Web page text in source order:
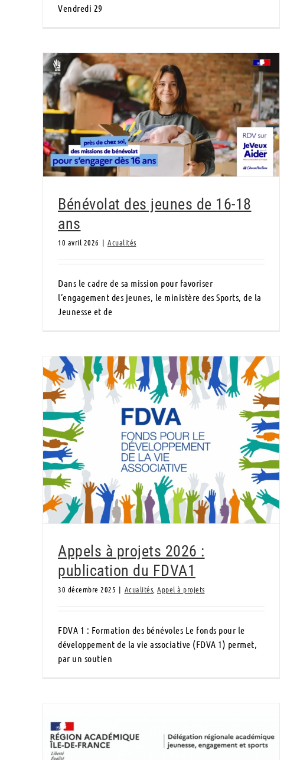
Vendredi 29
Bénévolat des jeunes de 16-18 ans
Bénévolat des jeunes de 16-18
ans
10 avril 2026 | Acualités
Dans le cadre de sa mission pour favoriser
l’engagement des jeunes, le ministère des Sports, de la
Jeunesse et de
Appels à projets 2026 : publication du FDVA1
Appels à projets 2026 :
publication du FDVA1
30 décembre 2025 | Acualités Appel à projets
FDVA 1 : Formation des bénévoles Le fonds pour le
développement de la vie associative (FDVA 1) permet,
par un soutien
Enquête de recensement des besoins d’accès
aux équipements sportifs pour les clubs
d’IDF